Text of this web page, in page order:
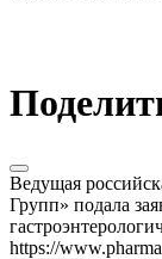
Ведущая
Групп» подала
https://